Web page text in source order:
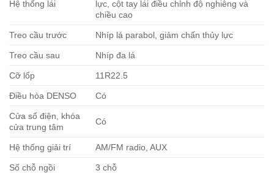
Hệ thống lái
lực, cột tay lái điều chỉnh độ nghiêng và
chiều cao
Treo cầu trước Nhíp lá parabol, giảm chấn thủy lực
Treo cầu sau Nhíp đa lá
Cỡ lốp 11R22.5
Điều hòa DENSO Có
Cửa sổ điện, khóa
cửa trung tâm
Có
Hệ thống giải trí AM/FM radio, AUX
Số chỗ ngồi 3 chỗ